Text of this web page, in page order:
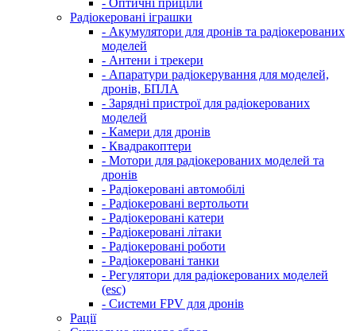
- Оптичні приціли
Радіокеровані іграшки
- Акумулятори для дронів та радіокерованих
моделей
- Антени і трекери
- Апаратури радіокерування для моделей,
дронів, БПЛА
- Зарядні пристрої для радіокерованих
моделей
- Камери для дронів
- Квадракоптери
- Мотори для радіокерованих моделей та
дронів
- Радіокеровані автомобілі
- Радіокеровані вертольоти
- Радіокеровані катери
- Радіокеровані літаки
- Радіокеровані роботи
- Радіокеровані танки
- Регулятори для радіокерованих моделей
(esc)
- Системи FPV для дронів
Рації